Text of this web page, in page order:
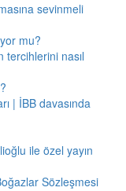
sevinmeli
mu?
tercihlerini nasıl
| İBB davasında
ile özel yayın
Sözleşmesi